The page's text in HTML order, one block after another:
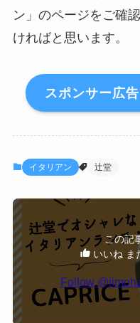
ン」のページをご確
ければと思います。
スポンサー広
イタリアン 辻堂
この記
いいね ま
Follow